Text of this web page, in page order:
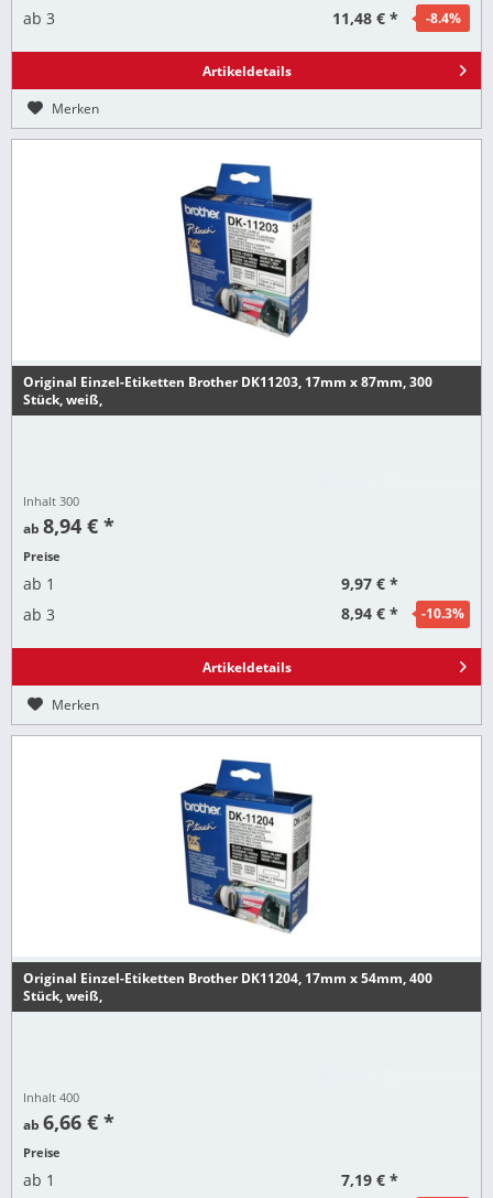
ab 3 11,48 € * -8.4%
Artikeldetails
Merken
Original Einzel-Etiketten Brother DK11203, 17mm x 87mm, 300
Stück, weiß,
Inhalt 300
ab8,94 € *
Preise
ab 1
9,97 € *
ab 3 8,94 € * -10.3%
Artikeldetails
Merken
Original Einzel-Etiketten Brother DK11204, 17mm x 54mm, 400
Stück, weiß,
Inhalt400
ab6,66 € *
Preise
ab 1
7,19 € *